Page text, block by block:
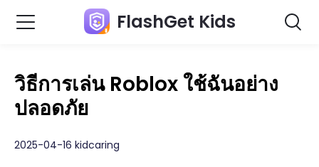
FlashGet Kids
วิธีการเล่น Roblox ใช้ฉันอย่าง
ปลอดภัย
2025-04-16 kidcaring